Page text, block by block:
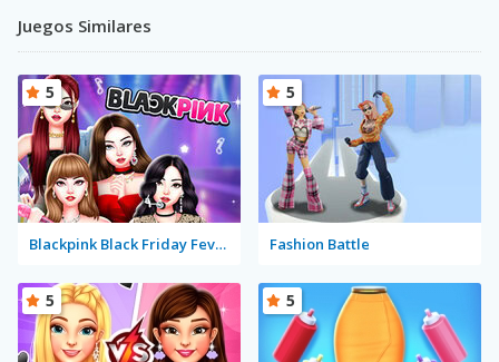
Juegos Similares
Blackpink Black Friday Fever
5
Fashion Battle
5
5 5